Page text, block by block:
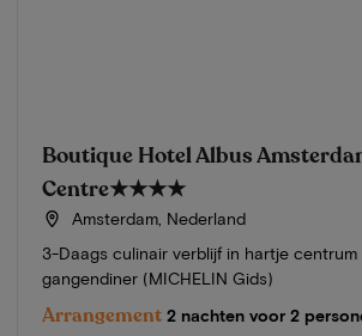
Boutique Hotel Albus
Centre★★★★
Amsterdam, Nederland
3-Daags culinair verblijf in hartje centrum
gangendiner (MICHELIN Gids)
Arrangement 2 nachten voor 2